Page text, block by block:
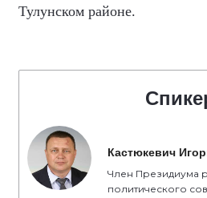
Тулунском районе.
Кастюкевич
Член Президиума
политического